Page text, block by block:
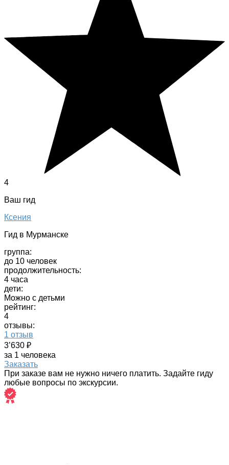
4
Ваш гид
Ксения
Гид в Мурманске
группа:
до 10 человек
продолжительность:
4 часа
дети:
Можно с детьми
рейтинг:
4
отзывы:
1 отзыв
3’630 ₽
за 1 человека
Заказать
При заказе вам не нужно ничего платить. Задайте гиду
любые вопросы по экскурсии.